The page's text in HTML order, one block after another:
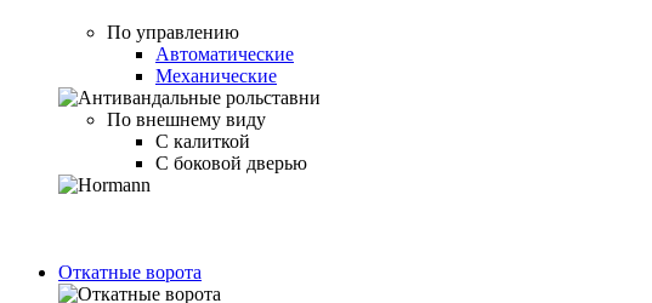
По управлению
Автоматические
Механические
По внешнему виду
С калиткой
С боковой дверью
Откатные ворота